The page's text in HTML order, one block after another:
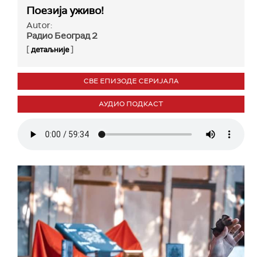
Поезија уживо!
Autor:
Радио Београд 2
[детаљније]
СВЕ ЕПИЗОДЕ СЕРИЈАЛА
АУДИО ПОДКАСТ